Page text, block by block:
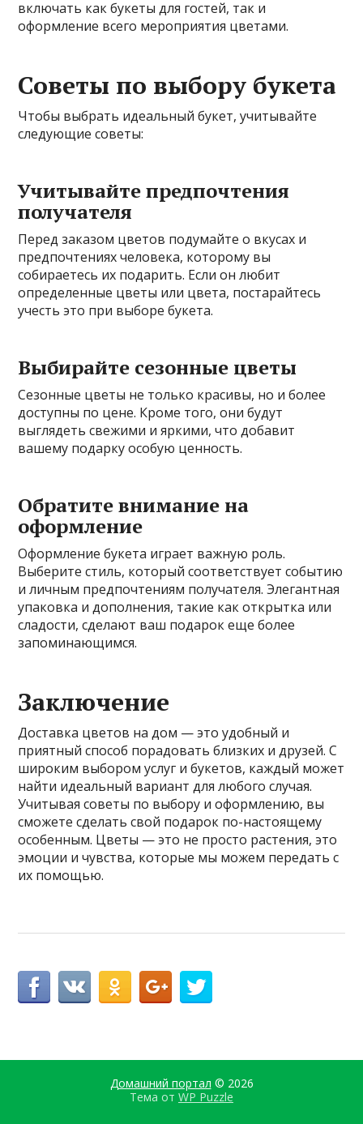
включать как букеты для гостей, так и
оформление всего мероприятия цветами.
Советы по выбору букета
Чтобы выбрать идеальный букет, учитывайте
следующие советы:
Учитывайте предпочтения
получателя
Перед заказом цветов подумайте о вкусах и
предпочтениях человека, которому вы
собираетесь их подарить. Если он любит
определенные цветы или цвета, постарайтесь
учесть это при выборе букета.
Выбирайте сезонные цветы
Сезонные цветы не только красивы, но и более
доступны по цене. Кроме того, они будут
выглядеть свежими и яркими, что добавит
вашему подарку особую ценность.
Обратите внимание на
оформление
Оформление букета играет важную роль.
Выберите стиль, который соответствует событию
и личным предпочтениям получателя. Элегантная
упаковка и дополнения, такие как открытка или
сладости, сделают ваш подарок еще более
запоминающимся.
Заключение
Доставка цветов на дом — это удобный и
приятный способ порадовать близких и друзей. С
широким выбором услуг и букетов, каждый может
найти идеальный вариант для любого случая.
Учитывая советы по выбору и оформлению, вы
сможете сделать свой подарок по-настоящему
особенным. Цветы — это не просто растения, это
эмоции и чувства, которые мы можем передать с
их помощью.
Домашний портал © 2026
Тема от WP Puzzle